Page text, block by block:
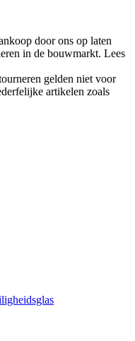
door ons op laten
in de bouwmarkt. Lees
gelden niet voor
artikelen zoals